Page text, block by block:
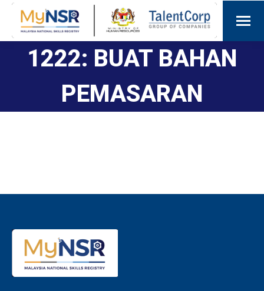
1222: BUAT BAHAN
PEMASARAN